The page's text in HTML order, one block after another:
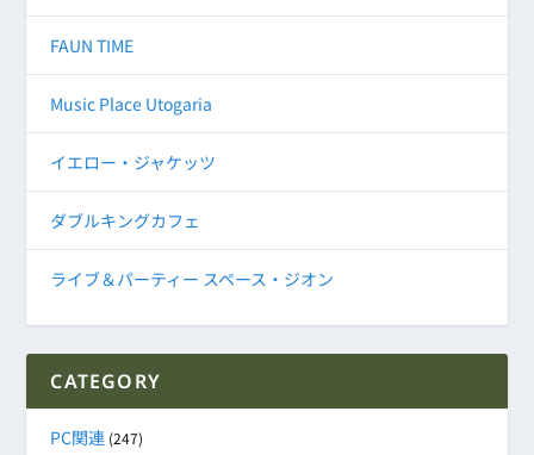
FAUN TIME
Music Place Utogaria
イエロー・ジャケッツ
ダブルキングカフェ
ライブ＆パーティー スペース・ジオン
CATEGORY
PC関連 (247)